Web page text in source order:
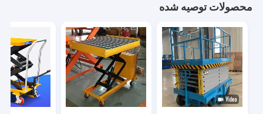
محصولات توصیه شده